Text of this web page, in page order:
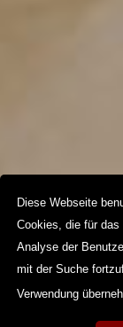
Diese Webseite
Cookies, die für das
Analyse der
mit der Suche
Verwendung